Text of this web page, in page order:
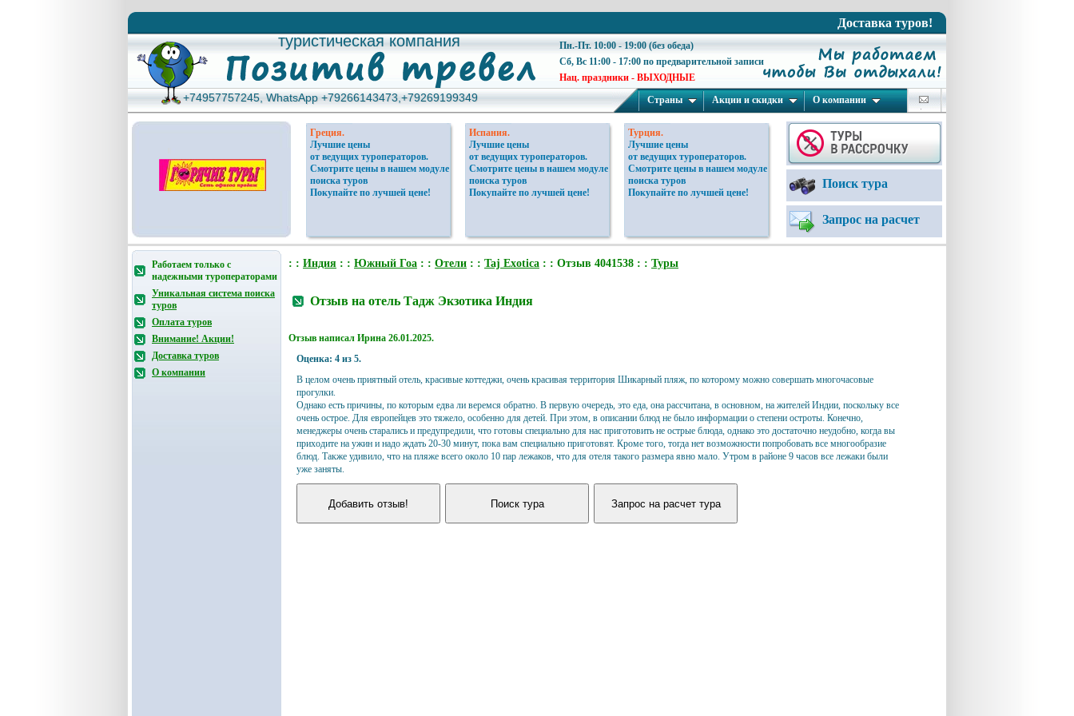
Доставка туров!
туристическая компания
туристическая компания
Пн.-Пт. 10:00 - 19:00 (без обеда)
Сб, Вс 11:00 - 17:00 по предварительной записи
Нац. праздники - ВЫХОДНЫЕ
+74957757245, WhatsApp +79266143473,+79269199349
+74957757245, WhatsApp +79266143473,+79269199349 Страны Акции и скидки О компании
Греция.
Лучшие цены
от ведущих туроператоров.
Смотрите цены в нашем модуле
поиска туров
Покупайте по лучшей цене!
Испания.
Лучшие цены
от ведущих туроператоров.
Смотрите цены в нашем модуле
поиска туров
Покупайте по лучшей цене!
Турция.
Лучшие цены
от ведущих туроператоров.
Смотрите цены в нашем модуле
поиска туров
Покупайте по лучшей цене!
Поиск тура
Запрос на расчет
Работаем только с
надежными туроператорами
Уникальная система поиска
туров
Оплата туров
Внимание! Акции!
Доставка туров
О компании
: : Индия : : Южный Гоа : : Отели : : Taj Exotica : : Отзыв 4041538 : : Туры
Отзыв на отель Тадж Экзотика Индия
Отзыв написал Ирина 26.01.2025.
Оценка: 4 из 5.
В целом очень приятный отель, красивые коттеджи, очень красивая территория Шикарный пляж, по которому можно совершать многочасовые
прогулки.
Однако есть причины, по которым едва ли веремся обратно. В первую очередь, это еда, она рассчитана, в основном, на жителей Индии, поскольку все
очень острое. Для европейцев это тяжело, особенно для детей. При этом, в описании блюд не было информации о степени остроты. Конечно,
менеджеры очень старались и предупредили, что готовы специально для нас приготовить не острые блюда, однако это достаточно неудобно, когда вы
приходите на ужин и надо ждать 20-30 минут, пока вам специально приготовят. Кроме того, тогда нет возможности попробовать все многообразие
блюд. Также удивило, что на пляже всего около 10 пар лежаков, что для отеля такого размера явно мало. Утром в районе 9 часов все лежаки были
уже заняты.